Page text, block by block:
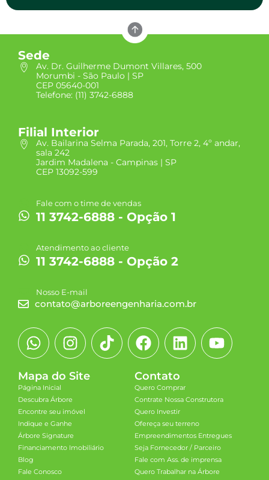
Sede
Av. Dr. Guilherme Dumont Villares, 500
Morumbi - São Paulo | SP
CEP 05640-001
Telefone: (11) 3742-6888
Filial Interior
Av. Bailarina Selma Parada, 201, Torre 2, 4º andar,
sala 242
Jardim Madalena - Campinas | SP
CEP 13092-599
Fale com o time de vendas
11 3742-6888 - Opção 1
Atendimento ao cliente
11 3742-6888 - Opção 2
Nosso E-mail
contato@arboreengenharia.com.br
Mapa do Site
Página Inicial
Descubra Árbore
Encontre seu imóvel
Indique e Ganhe
Árbore Signature
Financiamento Imobiliário
Blog
Fale Conosco
Contato
Quero Comprar
Contrate Nossa Construtora
Quero Investir
Ofereça seu terreno
Empreendimentos Entregues
Seja Fornecedor / Parceiro
Fale com Ass. de imprensa
Quero Trabalhar na Árbore